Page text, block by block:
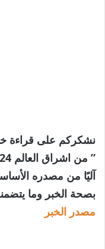
نشكركم على قراءة
آليًا من مصدره
بصحة الخبر وما
مصدر الخبر